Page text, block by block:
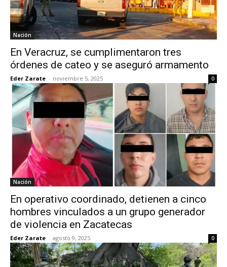
Nación
En Veracruz, se cumplimentaron tres
órdenes de cateo y se aseguró armamento
Eder Zarate - noviembre 5, 2025 0
Nación
En operativo coordinado, detienen a cinco
hombres vinculados a un grupo generador
de violencia en Zacatecas
Eder Zarate - agosto 9, 2025 0